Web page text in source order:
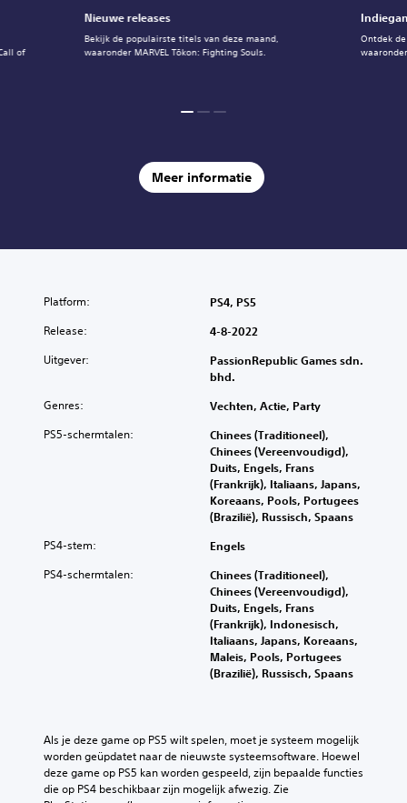
Nieuwe releases
Bekijk de populairste titels van deze maand,
waaronder MARVEL Tōkon: Fighting Souls.
Ontdek
of
Meer informatie
Platform: PS4, PS5
Release: 4-8-2022
Uitgever:
PassionRepublic Games sdn.
bhd.
Genres: Vechten, Actie, Party
PS5-schermtalen:
Chinees (Traditioneel),
Chinees (Vereenvoudigd),
Duits, Engels, Frans
(Frankrijk), Italiaans, Japans,
Koreaans, Pools, Portugees
(Brazilië), Russisch, Spaans
PS4-stem: Engels
PS4-schermtalen:
Chinees (Traditioneel),
Chinees (Vereenvoudigd),
Duits, Engels, Frans
(Frankrijk), Indonesisch,
Italiaans, Japans, Koreaans,
Maleis, Pools, Portugees
(Brazilië), Russisch, Spaans
Als je deze game op PS5 wilt spelen, moet je systeem mogelijk
worden geüpdatet naar de nieuwste systeemsoftware. Hoewel
deze game op PS5 kan worden gespeeld, zijn bepaalde functies
die op PS4 beschikbaar zijn mogelijk afwezig. Zie